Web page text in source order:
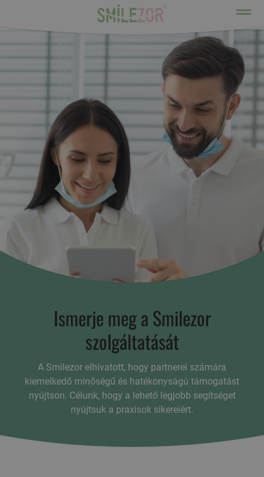
Ismerje meg a Smilezor
szolgáltatását
A Smilezor elhivatott, hogy partnerei számára
kiemelkedő minőségű és hatékonyságú támogatást
nyújtson. Célunk, hogy a lehető legjobb segítséget
nyújtsuk a praxisok sikereiért.